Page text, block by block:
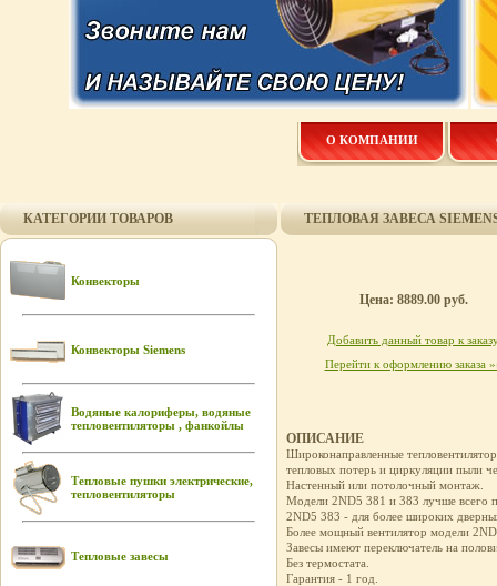
О КОМПАНИИ
КАТЕГОРИИ ТОВАРОВ
Конвекторы
Конвекторы Siemens
Водяные калориферы, водяные
тепловентиляторы , фанкойлы
Тепловые пушки электрические,
тепловентиляторы
Тепловые завесы
ТЕПЛОВАЯ ЗАВЕСА SIEMENS
Цена: 8889.00 руб.
Добавить данный товар к
Перейти к оформлению заказа
ОПИСАНИЕ
Широконаправленные
тепловых потерь и циркуляции пыли
Настенный или потолочный монтаж.
Модели 2ND5 381 и 383 лучше всего
2ND5 383 - для более широких
Более мощный вентилятор модели
Завесы имеют переключатель на
Без термостата.
Гарантия - 1 год.